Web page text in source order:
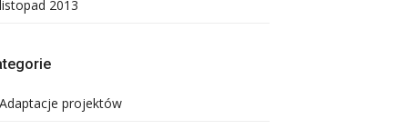
listopad 2013
Adaptacje projektów